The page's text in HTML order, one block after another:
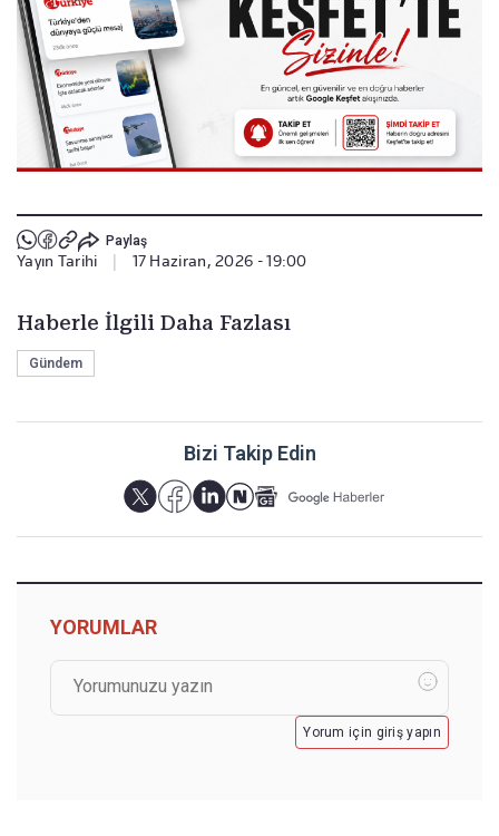
Paylaş
Yayın Tarihi 17 Haziran, 2026 - 19:00
Haberle İlgili Daha Fazlası
Gündem
Bizi Takip Edin
YORUMLAR
Yorum için giriş yapın